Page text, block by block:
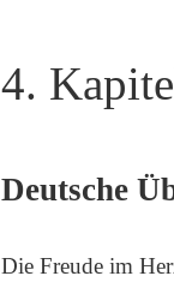
4.
Deutsche
Die Freude im